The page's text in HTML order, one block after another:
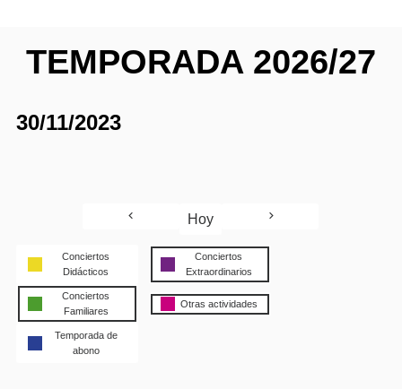
TEMPORADA 2026/27
30/11/2023
Hoy
Conciertos
Didácticos
Conciertos
Extraordinarios
Conciertos
Familiares
Otras actividades
Temporada de
abono